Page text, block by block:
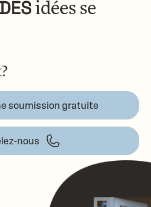
idées se
soumission gratuite
nous